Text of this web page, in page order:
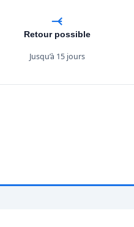
Retour possible
Jusqu’à 15 jours